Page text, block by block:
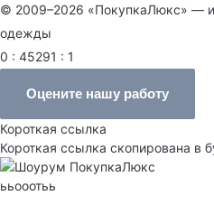
© 2009–2026 «ПокупкаЛюкс» —
одежды
0 : 45291 : 1
Оцените нашу работу
Короткая ссылка
Короткая ссылка скопирована в
ььооотьь